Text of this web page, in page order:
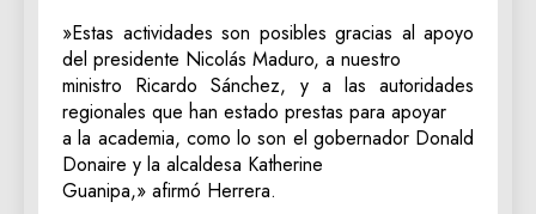
​»Estas actividades son posibles gracias al apoyo
del presidente Nicolás Maduro, a nuestro
ministro Ricardo Sánchez, y a las autoridades
regionales que han estado prestas para apoyar
a la academia, como lo son el gobernador Donald
Donaire y la alcaldesa Katherine
Guanipa,» afirmó Herrera.